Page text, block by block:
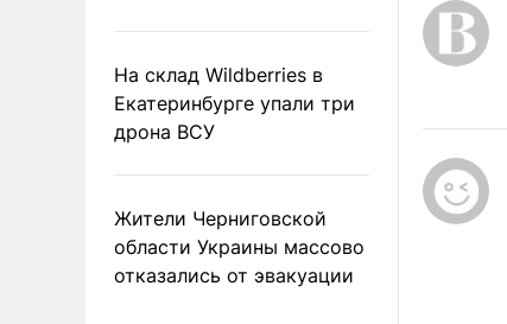
На склад Wildberries в
Екатеринбурге упали три
дрона ВСУ
Жители Черниговской
области Украины массово
отказались от эвакуации